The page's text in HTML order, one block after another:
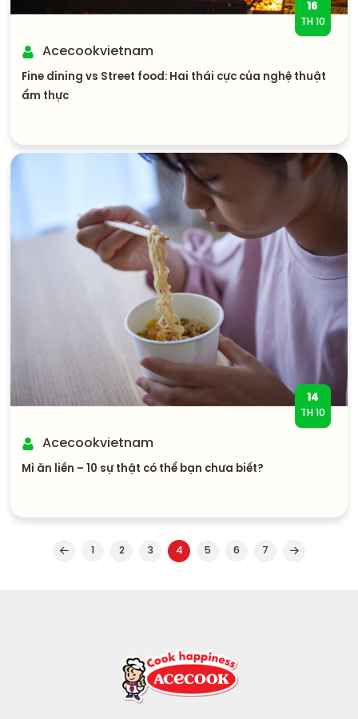
16
TH 10
Acecookvietnam
Fine dining vs Street food: Hai thái cực của nghệ thuật
ẩm thực
14
TH 10
Acecookvietnam
Mì ăn liền – 10 sự thật có thể bạn chưa biết?
1 2 3 4 5 6 7